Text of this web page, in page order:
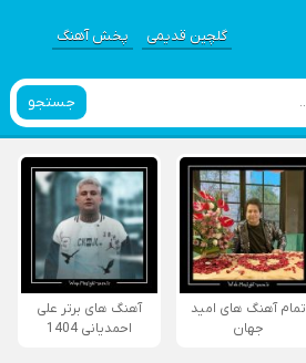
گلچین قدیمی پخش آهنگ
جستجو
تمام آهنگ های امید
جهان
آهنگ های برتر علی
احمدیانی 1404